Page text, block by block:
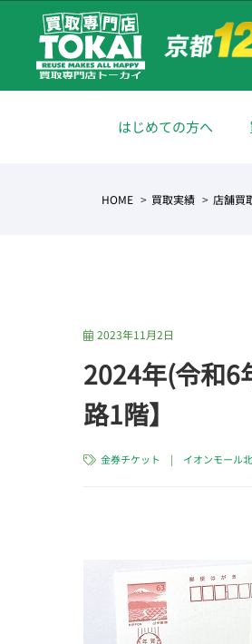
はじめての方へ
HOME 買取実績 店舗買
2023年11月2日
2024年(令和6
路1階】
金券チケット | イオンモール